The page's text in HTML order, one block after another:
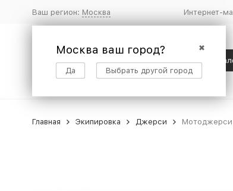
Ваш регион: Москва
✖
Москва ваш город?
Да Выбрать другой город
Интернет-
Главная Экипировка Джерси Мотоджерси